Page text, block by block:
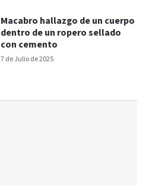
7 de Julio de 2025
Macabro hallazgo de un cuerpo
dentro de un ropero sellado
con cemento